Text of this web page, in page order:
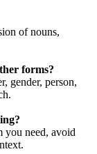
of nouns,
forms?
gender, person,
you need, avoid